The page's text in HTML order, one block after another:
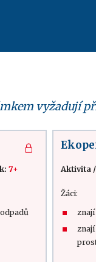
vyžadují
7+ Aktivita
Žáci: